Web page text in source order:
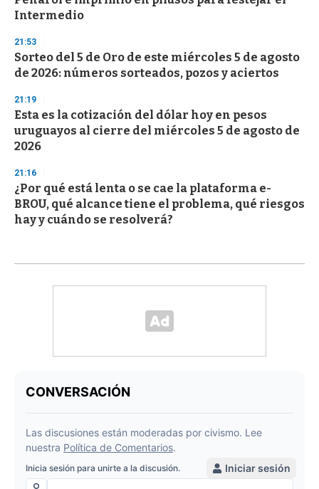
Intermedio
21:53
Sorteo del 5 de Oro de este miércoles 5 de agosto
de 2026: números sorteados, pozos y aciertos
21:19
Esta es la cotización del dólar hoy en pesos
uruguayos al cierre del miércoles 5 de agosto de
2026
21:16
¿Por qué está lenta o se cae la plataforma e-
BROU, qué alcance tiene el problema, qué riesgos
hay y cuándo se resolverá?